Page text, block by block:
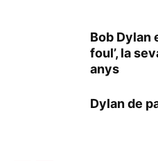
Bob Dylan
foul’, la
anys
Dylan de